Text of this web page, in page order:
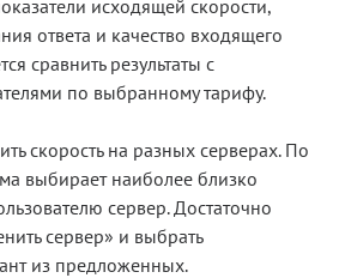
исходящей скорости,
ответа и качество входящего
сравнить результаты с
по выбранному тарифу.
скорость на разных серверах. По
выбирает наиболее близко
сервер. Достаточно
сервер» и выбрать
из предложенных.